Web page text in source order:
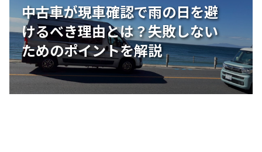
中古車が現車確認で雨の日を避
けるべき理由とは？失敗しない
ためのポイントを解説